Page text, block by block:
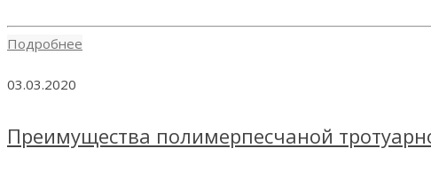
Подробнее
03.03.2020
Преимущества полимерпесчаной